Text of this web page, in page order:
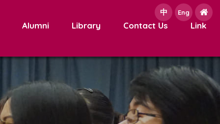
中 Eng
Alumni Library Contact Us Link